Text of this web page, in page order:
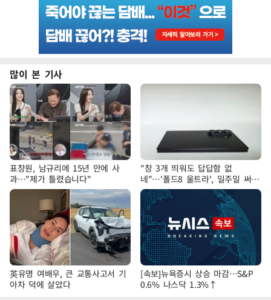
많이 본 기사
표창원, 남규리에 15년 만에 사
과…"제가 틀렸습니다"
"창 3개 띄워도 답답함 없
네"…'폴드8 울트라', 일주일 써보
니
英유명 여배우, 큰 교통사고서 기
아차 덕에 살았다
[속보]뉴욕증시 상승 마감…S&P
0.6% 나스닥 1.3%↑